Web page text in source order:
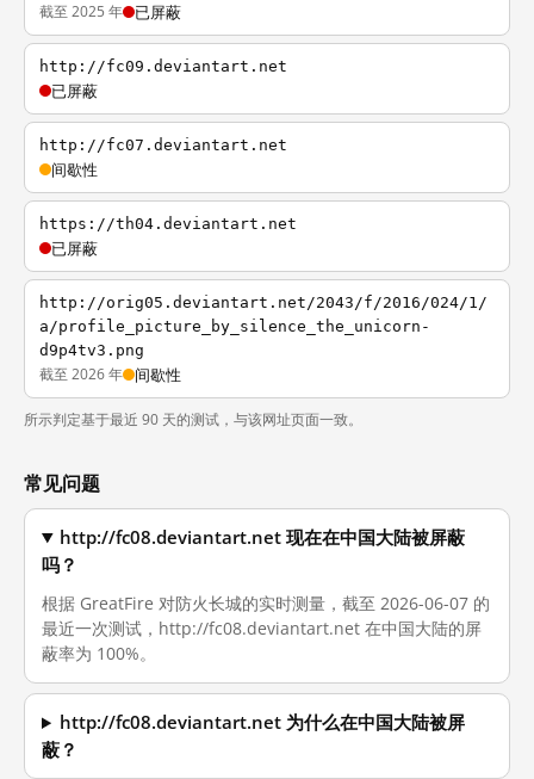
截至 2025 年 已屏蔽
http://fc09.deviantart.net
已屏蔽
http://fc07.deviantart.net
间歇性
https://th04.deviantart.net
已屏蔽
http://orig05.deviantart.net/2043/f/2016/024/1/
a/profile_picture_by_silence_the_unicorn-
d9p4tv3.png
截至 2026 年 间歇性
所示判定基于最近 90 天的测试，与该网址页面一致。
常见问题
http://fc08.deviantart.net 现在在中国大陆被屏蔽
吗？
根据 GreatFire 对防火长城的实时测量，截至 2026-06-07 的
最近一次测试，http://fc08.deviantart.net 在中国大陆的屏
蔽率为 100%。
http://fc08.deviantart.net 为什么在中国大陆被屏
蔽？